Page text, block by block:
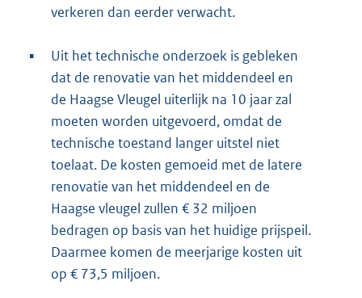
verkeren dan eerder verwacht.
▪
Uit het technische onderzoek is gebleken
dat de renovatie van het middendeel en
de Haagse Vleugel uiterlijk na 10 jaar zal
moeten worden uitgevoerd, omdat de
technische toestand langer uitstel niet
toelaat. De kosten gemoeid met de latere
renovatie van het middendeel en de
Haagse vleugel zullen € 32 miljoen
bedragen op basis van het huidige prijspeil.
Daarmee komen de meerjarige kosten uit
op € 73,5 miljoen.